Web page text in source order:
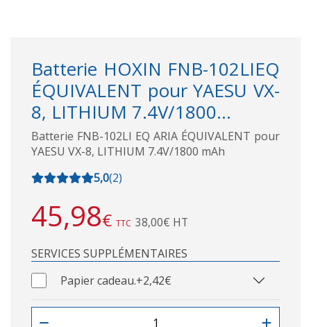
Batterie HOXIN FNB-102LIEQ
ÉQUIVALENT pour YAESU VX-
8, LITHIUM 7.4V/1800...
Batterie FNB-102LI EQ ARIA ÉQUIVALENT pour
YAESU VX-8, LITHIUM 7.4V/1800 mAh
5,0(2)
45,98€ TTC 38,00€ HT
SERVICES SUPPLÉMENTAIRES
Papier cadeau.+2,42€